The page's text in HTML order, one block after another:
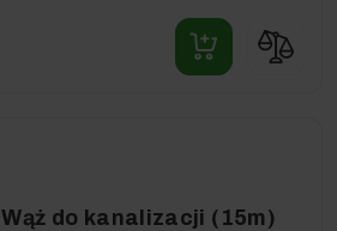
Wąż do kanalizacji (15m)